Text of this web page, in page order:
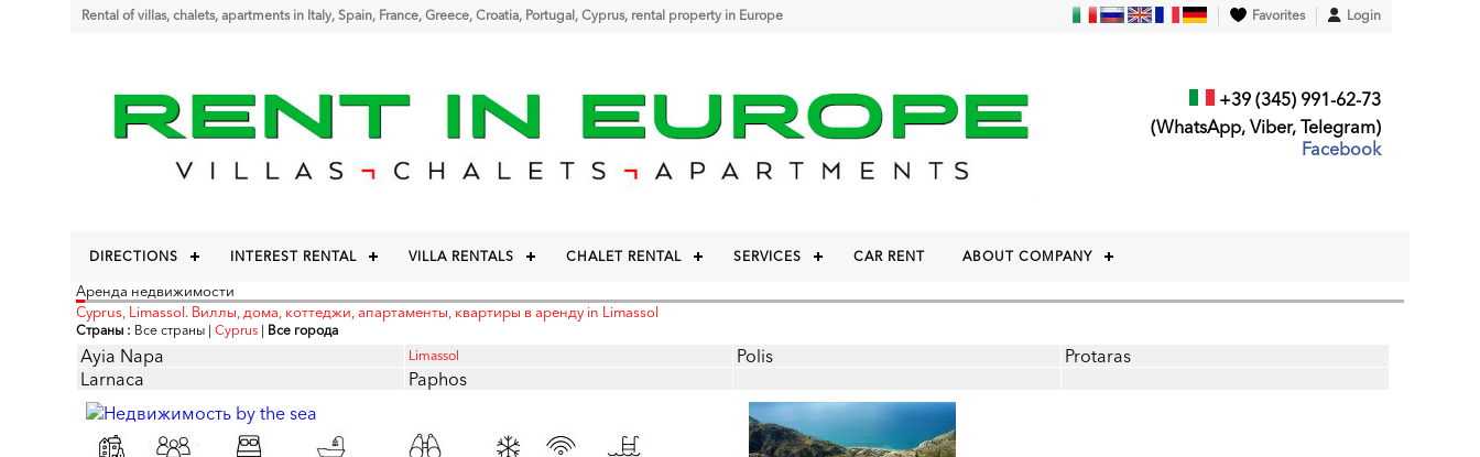
Rental of villas, chalets, apartments in Italy, Spain, France, Greece, Croatia, Portugal, Cyprus, rental property in Europe Favorites Login
+39 (345) 991-62-73
(WhatsApp, Viber, Telegram)
Facebook
DIRECTIONS INTEREST RENTAL VILLA RENTALS CHALET RENTAL SERVICES CAR RENT ABOUT COMPANY
Аренда недвижимости
Cyprus, Limassol. Виллы, дома, коттеджи, апартаменты, квартиры в аренду in Limassol
Страны : Все страны | Cyprus | Все города
Ayia Napa Limassol Polis
Protaras
Larnaca
Paphos